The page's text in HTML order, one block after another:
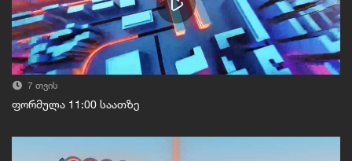
7 თვის
ფორმულა 11:00 საათზე